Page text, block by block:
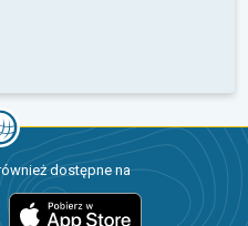
dostępne na